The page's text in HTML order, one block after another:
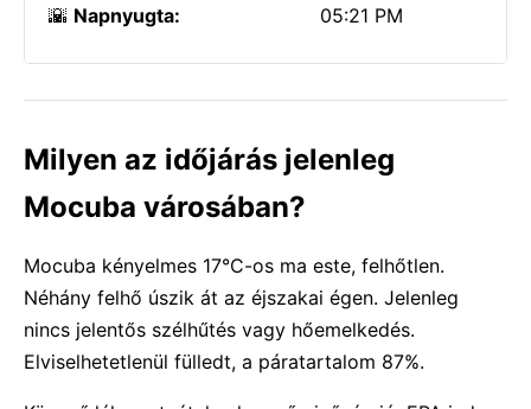
🌇 Napnyugta: 05:21 PM
Milyen az időjárás jelenleg
Mocuba városában?
Mocuba kényelmes 17°C-os ma este, felhőtlen.
Néhány felhő úszik át az éjszakai égen. Jelenleg
nincs jelentős szélhűtés vagy hőemelkedés.
Elviselhetetlenül fülledt, a páratartalom 87%.